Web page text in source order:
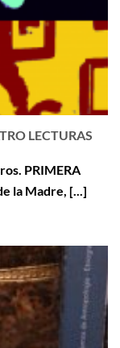
LECTURAS
PRIMERA
la Madre, [...]